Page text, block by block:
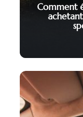
Comment